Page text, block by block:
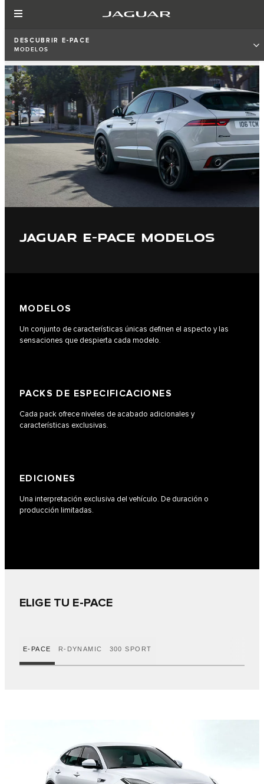
DESCUBRIR E‑PACE
MODELOS
JAGUAR E-PACE MODELOS
MODELOS
Un conjunto de características únicas definen el aspecto y las
sensaciones que despierta cada modelo.
PACKS DE ESPECIFICACIONES
Cada pack ofrece niveles de acabado adicionales y
características exclusivas.
EDICIONES
Una interpretación exclusiva del vehículo. De duración o
producción limitadas.
ELIGE TU E-PACE
E-PACE R-DYNAMIC 300 SPORT